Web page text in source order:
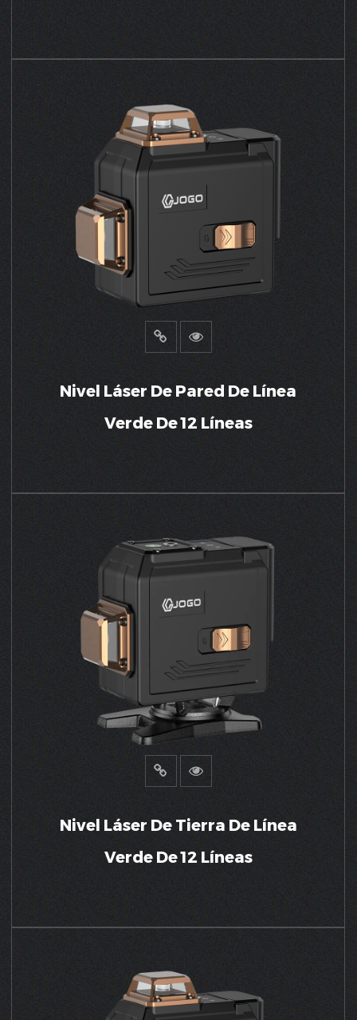
VER MÁS
Nivel Láser De Pared De Línea
Verde De 12 Líneas
VER MÁS
Nivel Láser De Tierra De Línea
Verde De 12 Líneas
VER MÁS